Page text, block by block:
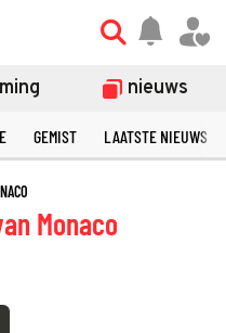
nieuws
GEMIST LAATSTE NIEUWS
Monaco